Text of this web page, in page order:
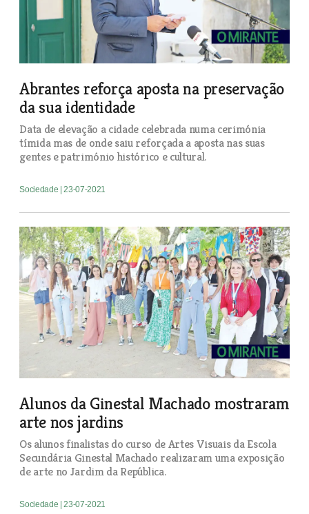
Abrantes reforça aposta na preservação
da sua identidade
Data de elevação a cidade celebrada numa cerimónia
tímida mas de onde saiu reforçada a aposta nas suas
gentes e património histórico e cultural.
Sociedade | 23-07-2021
Alunos da Ginestal Machado mostraram
arte nos jardins
Os alunos finalistas do curso de Artes Visuais da Escola
Secundária Ginestal Machado realizaram uma exposição
de arte no Jardim da República.
Sociedade | 23-07-2021